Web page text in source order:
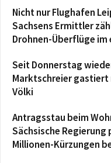
Nicht nur Flughafen
Sachsens Ermittler
Drohnen-Überflüge im
Seit Donnerstag
Marktschreier gastiert
Völki
Antragsstau beim
Sächsische
Millionen-Kürzungen